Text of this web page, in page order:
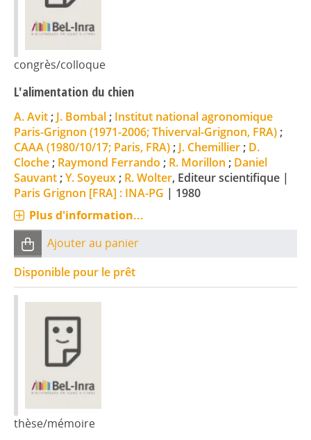
congrès/colloque
L'alimentation du chien
A. Avit ; J. Bombal ; Institut national agronomique
Paris-Grignon (1971-2006; Thiverval-Grignon, FRA) ;
CAAA (1980/10/17; Paris, FRA) ; J. Chemillier ; D.
Cloche ; Raymond Ferrando ; R. Morillon ; Daniel
Sauvant ;Y. Soyeux ; R. Wolter, Editeur scientifique |
Paris Grignon [FRA] : INA-PG | 1980
Plus d'information...
Ajouter au panier
Disponible pour le prêt
thèse/mémoire